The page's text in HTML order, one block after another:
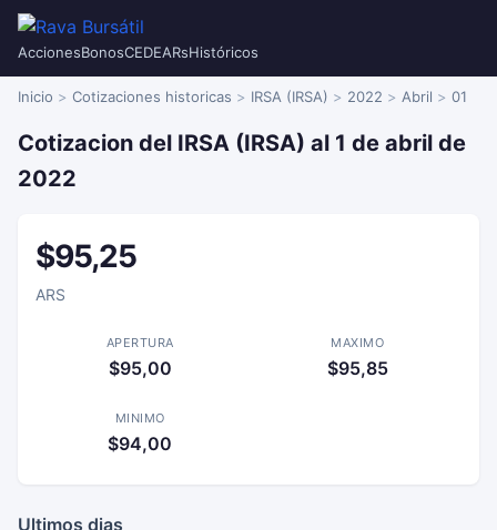
AccionesBonosCEDEARsHistóricos
Inicio Cotizaciones historicas IRSA (IRSA) 2022 Abril 01
Cotizacion del IRSA (IRSA) al 1 de abril de
2022
$95,25
ARS
APERTURA
$95,00
MAXIMO
$95,85
MINIMO
$94,00
Ultimos dias